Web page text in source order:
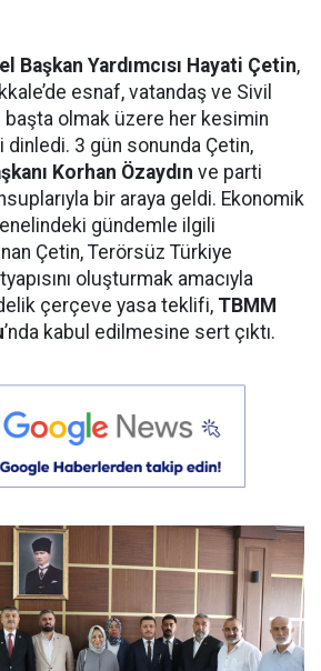
Başkan Yardımcısı Hayati Çetin,
esnaf, vatandaş ve Sivil
başta olmak üzere her kesimin
3 gün sonunda Çetin,
Korhan Özaydın ve parti
bir araya geldi. Ekonomik
gündemle ilgili
Çetin, Terörsüz Türkiye
oluşturmak amacıyla
çerçeve yasa teklifi, TBMM
’nda kabul edilmesine sert çıktı.